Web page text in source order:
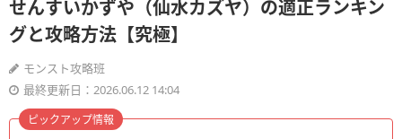
せんすいかずや（仙水カズヤ）の適正ランキン
グと攻略方法【究極】
モンスト攻略班
最終更新日：2026.06.12 14:04
ピックアップ情報